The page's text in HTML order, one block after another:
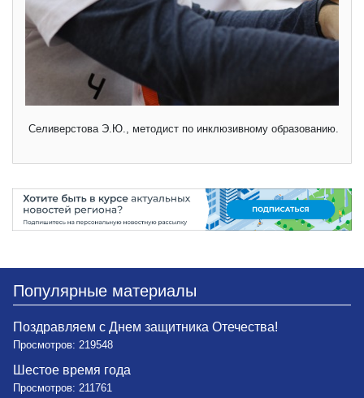
Селиверстова Э.Ю., методист по инклюзивному образованию.
Популярные материалы
Поздравляем с Днем защитника Отечества!
Просмотров: 219548
Шестое время года
Просмотров: 211761